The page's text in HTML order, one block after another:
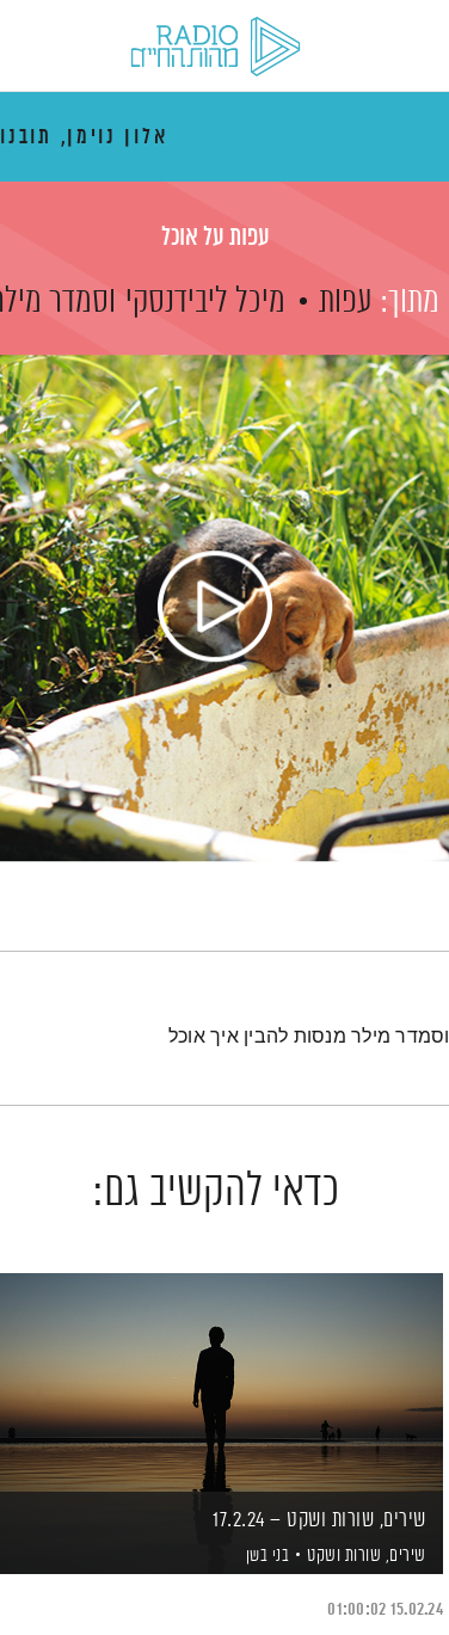
אלון נוימן,
עפות על אוכל
מתוך: עפות מיכל ליבידנסקי וסמדר
מילר מנסות להבין איך אוכל
כדאי להקשיב גם:
שירים, שורות ושקט – 17.2.24
שירים, שורות ושקט בני בשן
15.02.24
01:00:02